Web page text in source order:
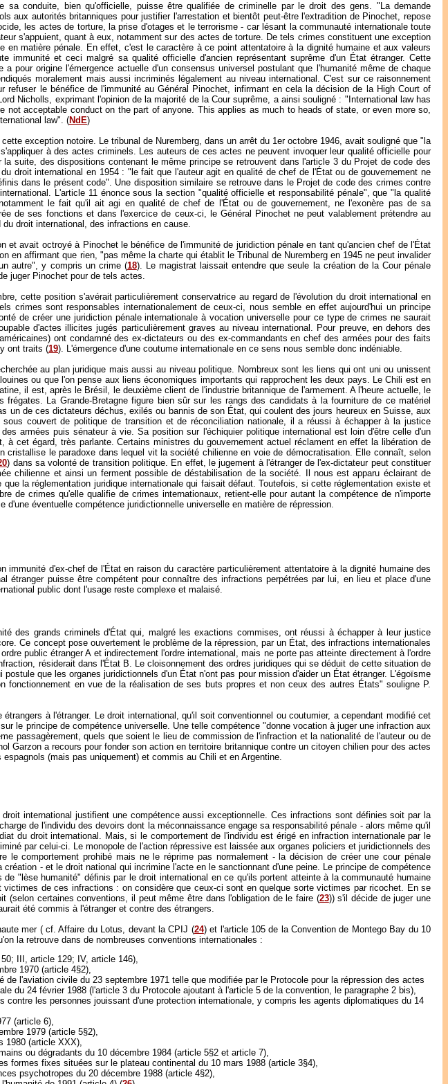
conduite, bien qu'officielle, puisse être qualifiée de criminelle par le droit des gens. "La demande
aux autorités britanniques pour justifier l'arrestation et bientôt peut-être l'extradition de Pinochet, repose
les actes de torture, la prise d'otages et le terrorisme - car lésant la communauté internationale toute
s'appuient, quant à eux, notamment sur des actes de torture. De tels crimes constituent une exception
en matière pénale. En effet, c'est le caractère à ce point attentatoire à la dignité humaine et aux valeurs
immunité et ceci malgré sa qualité officielle d'ancien représentant suprême d'un État étranger. Cette
pour origine l'émergence actuelle d'un consensus universel postulant que l'humanité même de chaque
moralement mais aussi incriminés légalement au niveau international. C'est sur ce raisonnement
le bénéfice de l'immunité au Général Pinochet, infirmant en cela la décision de la High Court of
Nicholls, exprimant l'opinion de la majorité de la Cour suprême, a ainsi souligné : "International law has
acceptable conduct on the part of anyone. This applies as much to heads of state, or even more so,
law". (NdE)
exception notoire. Le tribunal de Nuremberg, dans un arrêt du 1er octobre 1946, avait souligné que "la
à des actes criminels. Les auteurs de ces actes ne peuvent invoquer leur qualité officielle pour
la suite, des dispositions contenant le même principe se retrouvent dans l'article 3 du Projet de code des
droit international en 1954 : "le fait que l'auteur agit en qualité de chef de l'État ou de gouvernement ne
dans le présent code". Une disposition similaire se retrouve dans le Projet de code des crimes contre
L'article 11 énonce sous la section "qualité officielle et responsabilité pénale", que "la qualité
le fait qu'il ait agi en qualité de chef de l'État ou de gouvernement, ne l'exonère pas de sa
de ses fonctions et dans l'exercice de ceux-ci, le Général Pinochet ne peut valablement prétendre au
droit international, des infractions en cause.
et avait octroyé à Pinochet le bénéfice de l'immunité de juridiction pénale en tant qu'ancien chef de l'État
affirmant que rien, "pas même la charte qui établit le Tribunal de Nuremberg en 1945 ne peut invalider
autre", y compris un crime (18). Le magistrat laissait entendre que seule la création de la Cour pénale
juger Pinochet pour de tels actes.
cette position s'avérait particulièrement conservatrice au regard de l'évolution du droit international en
crimes sont responsables internationalement de ceux-ci, nous semble en effet aujourd'hui un principe
de créer une juridiction pénale internationale à vocation universelle pour ce type de crimes ne saurait
d'actes illicites jugés particulièrement graves au niveau international. Pour preuve, en dehors des
ont condamné des ex-dictateurs ou des ex-commandants en chef des armées pour des faits
ont traits (19). L'émergence d'une coutume internationale en ce sens nous semble donc indéniable.
au plan juridique mais aussi au niveau politique. Nombreux sont les liens qui ont uni ou unissent
ou que l'on pense aux liens économiques importants qui rapprochent les deux pays. Le Chili est en
il est, après le Brésil, le deuxième client de l'industrie britannique de l'armement. A l'heure actuelle, le
La Grande-Bretagne figure bien sûr sur les rangs des candidats à la fourniture de ce matériel
un de ces dictateurs déchus, exilés ou bannis de son État, qui coulent des jours heureux en Suisse, aux
couvert de politique de transition et de réconciliation nationale, il a réussi à échapper à la justice
armées puis sénateur à vie. Sa position sur l'échiquier politique international est loin d'être celle d'un
à cet égard, très parlante. Certains ministres du gouvernement actuel réclament en effet la libération de
le paradoxe dans lequel vit la société chilienne en voie de démocratisation. Elle connaît, selon
) dans sa volonté de transition politique. En effet, le jugement à l'étranger de l'ex-dictateur peut constituer
chilienne et ainsi un ferment possible de déstabilisation de la société. Il nous est apparu éclairant de
la réglementation juridique internationale qui faisait défaut. Toutefois, si cette réglementation existe et
de crimes qu'elle qualifie de crimes internationaux, retient-elle pour autant la compétence de n'importe
éventuelle compétence juridictionnelle universelle en matière de répression.
d'ex-chef de l'État en raison du caractère particulièrement attentatoire à la dignité humaine des
puisse être compétent pour connaître des infractions perpétrées par lui, en lieu et place d'une
public dont l'usage reste complexe et malaisé.
des grands criminels d'État qui, malgré les exactions commises, ont réussi à échapper à leur justice
Ce concept pose ouvertement le problème de la répression, par un État, des infractions internationales
public étranger A et indirectement l'ordre international, mais ne porte pas atteinte directement à l'ordre
résiderait dans l'État B. Le cloisonnement des ordres juridiques qui se déduit de cette situation de
que les organes juridictionnels d'un État n'ont pas pour mission d'aider un État étranger. L'égoïsme
en vue de la réalisation de ses buts propres et non ceux des autres États" souligne P.
à l'étranger. Le droit international, qu'il soit conventionnel ou coutumier, a cependant modifié cet
le principe de compétence universelle. Une telle compétence "donne vocation à juger une infraction aux
passagèrement, quels que soient le lieu de commission de l'infraction et la nationalité de l'auteur ou de
Garzon a recours pour fonder son action en territoire britannique contre un citoyen chilien pour des actes
(mais pas uniquement) et commis au Chili et en Argentine.
international justifient une compétence aussi exceptionnelle. Ces infractions sont définies soit par la
de l'individu des devoirs dont la méconnaissance engage sa responsabilité pénale - alors même qu'il
du droit international. Mais, si le comportement de l'individu est érigé en infraction internationale par le
par celui-ci. Le monopole de l'action répressive est laissée aux organes policiers et juridictionnels des
comportement prohibé mais ne le réprime pas normalement - la décision de créer une cour pénale
- et le droit national qui incrimine l'acte en le sanctionnant d'une peine. Le principe de compétence
"lèse humanité" définis par le droit international en ce qu'ils portent atteinte à la communauté humaine
de ces infractions : on considère que ceux-ci sont en quelque sorte victimes par ricochet. En se
certaines conventions, il peut même être dans l'obligation de le faire (23)) s'il décide de juger une
été commis à l'étranger et contre des étrangers.
mer ( cf. Affaire du Lotus, devant la CPIJ (24) et l'article 105 de la Convention de Montego Bay du 10
la retrouve dans de nombreuses conventions internationales :
III, article 129; IV, article 146),
1970 (article 4§2),
l'aviation civile du 23 septembre 1971 telle que modifiée par le Protocole pour la répression des actes
du 24 février 1988 (l'article 3 du Protocole ajoutant à l'article 5 de la convention, le paragraphe 2 bis),
contre les personnes jouissant d'une protection internationale, y compris les agents diplomatiques du 14
(article 6),
1979 (article 5§2),
1980 (article XXX),
ou dégradants du 10 décembre 1984 (article 5§2 et article 7),
formes fixes situées sur le plateau continental du 10 mars 1988 (article 3§4),
psychotropes du 20 décembre 1988 (article 4§2),